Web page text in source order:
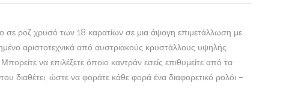
σε ροζ χρυσό των 18 καρατίων σε μια άψογη επιμετάλλωση με
αριστοτεχνικά από αυστριακούς κρυστάλλους υψηλής
να επιλέξετε όποιο καντράν εσείς επιθυμείτε από τα
διαθέτει, ώστε να φοράτε κάθε φορά ένα διαφορετικό ρολόι –